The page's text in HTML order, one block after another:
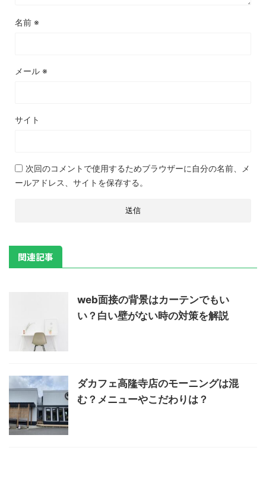
名前 ※
メール ※
サイト
次回のコメントで使用するためブラウザーに自分の名前、メ
ールアドレス、サイトを保存する。
関連記事
web面接の背景はカーテンでもい
い？白い壁がない時の対策を解説
ダカフェ高隆寺店のモーニングは混
む？メニューやこだわりは？